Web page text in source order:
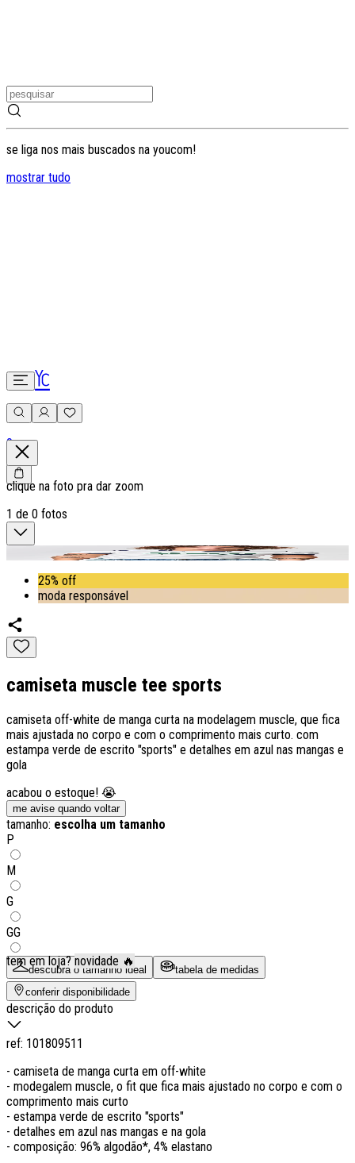
se liga nos mais buscados na youcom!
mostrar tudo
0
clique na foto pra dar zoom
1 de 0 fotos
25% off
moda responsável
camiseta muscle tee sports
camiseta off-white de manga curta na modelagem muscle, que fica
mais ajustada no corpo e com o comprimento mais curto. com
estampa verde de escrito "sports" e detalhes em azul nas mangas e
gola
acabou o estoque! 😭
me avise quando voltar
tamanho: escolha um tamanho
P
M
G
GG
descubra o tamanho ideal tabela de medidas
tem em loja? novidade 🔥
conferir disponibilidade
descrição do produto
ref: 101809511
- camiseta de manga curta em off-white
- modegalem muscle, o fit que fica mais ajustado no corpo e com o
comprimento mais curto
- estampa verde de escrito "sports"
- detalhes em azul nas mangas e na gola
- composição: 96% algodão*, 4% elastano